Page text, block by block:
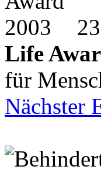
Life
für
Nächster